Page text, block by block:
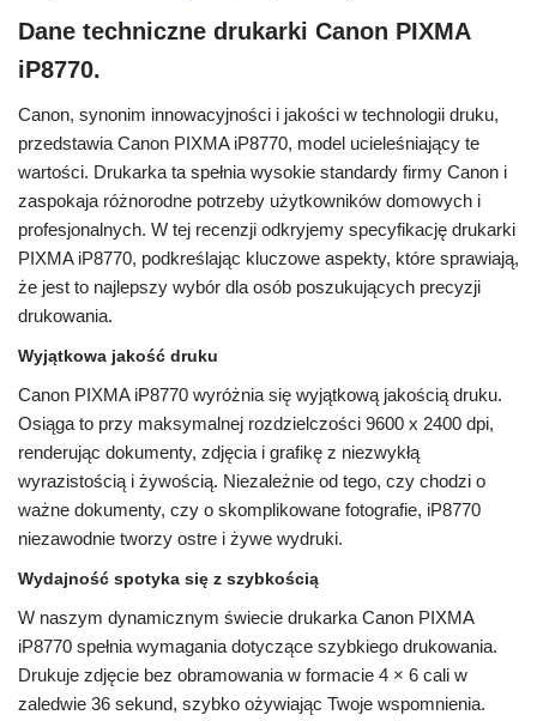
Dane techniczne drukarki Canon PIXMA
iP8770.
Canon, synonim innowacyjności i jakości w technologii druku,
przedstawia Canon PIXMA iP8770, model ucieleśniający te
wartości. Drukarka ta spełnia wysokie standardy firmy Canon i
zaspokaja różnorodne potrzeby użytkowników domowych i
profesjonalnych. W tej recenzji odkryjemy specyfikację drukarki
PIXMA iP8770, podkreślając kluczowe aspekty, które sprawiają,
że jest to najlepszy wybór dla osób poszukujących precyzji
drukowania.
Wyjątkowa jakość druku
Canon PIXMA iP8770 wyróżnia się wyjątkową jakością druku.
Osiąga to przy maksymalnej rozdzielczości 9600 x 2400 dpi,
renderując dokumenty, zdjęcia i grafikę z niezwykłą
wyrazistością i żywością. Niezależnie od tego, czy chodzi o
ważne dokumenty, czy o skomplikowane fotografie, iP8770
niezawodnie tworzy ostre i żywe wydruki.
Wydajność spotyka się z szybkością
W naszym dynamicznym świecie drukarka Canon PIXMA
iP8770 spełnia wymagania dotyczące szybkiego drukowania.
Drukuje zdjęcie bez obramowania w formacie 4 × 6 cali w
zaledwie 36 sekund, szybko ożywiając Twoje wspomnienia.